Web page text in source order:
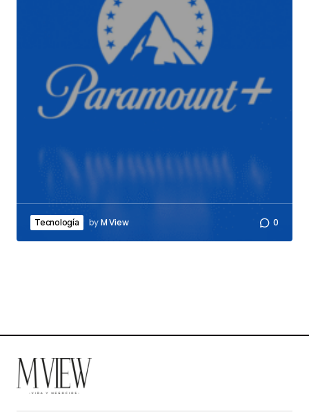
Tecnología byM View 0